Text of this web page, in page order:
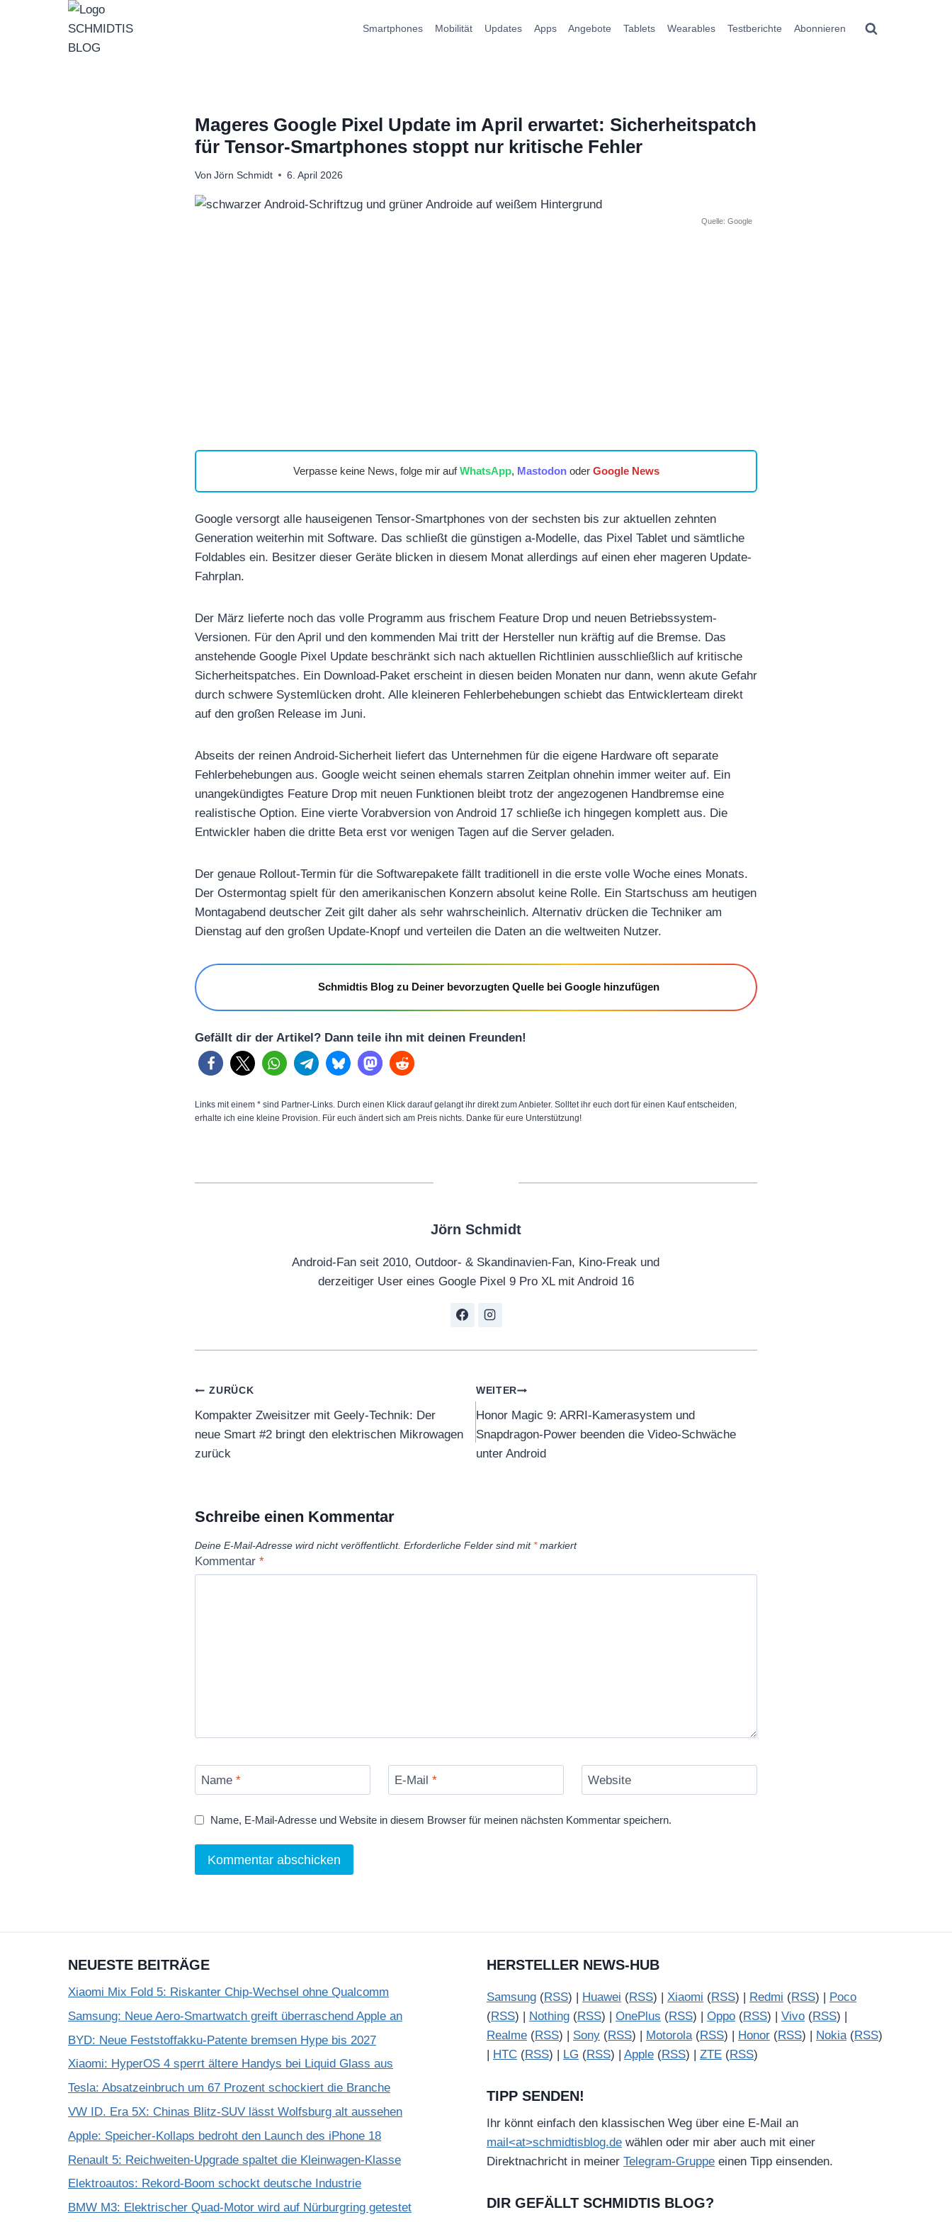
Smartphones Mobilität Updates Apps Angebote Tablets Wearables Testberichte Abonnieren
Mageres Google Pixel Update im April erwartet: Sicherheitspatch
für Tensor-Smartphones stoppt nur kritische Fehler
Von Jörn Schmidt 6. April 2026
Quelle: Google
Verpasse keine News, folge mir aufWhatsApp, Mastodonoder Google News
Google versorgt alle hauseigenen Tensor-Smartphones von der sechsten bis zur aktuellen zehnten
Generation weiterhin mit Software. Das schließt die günstigen a-Modelle, das Pixel Tablet und sämtliche
Foldables ein. Besitzer dieser Geräte blicken in diesem Monat allerdings auf einen eher mageren Update-
Fahrplan.
Der März lieferte noch das volle Programm aus frischem Feature Drop und neuen Betriebssystem-
Versionen. Für den April und den kommenden Mai tritt der Hersteller nun kräftig auf die Bremse. Das
anstehende Google Pixel Update beschränkt sich nach aktuellen Richtlinien ausschließlich auf kritische
Sicherheitspatches. Ein Download-Paket erscheint in diesen beiden Monaten nur dann, wenn akute Gefahr
durch schwere Systemlücken droht. Alle kleineren Fehlerbehebungen schiebt das Entwicklerteam direkt
auf den großen Release im Juni.
Abseits der reinen Android-Sicherheit liefert das Unternehmen für die eigene Hardware oft separate
Fehlerbehebungen aus. Google weicht seinen ehemals starren Zeitplan ohnehin immer weiter auf. Ein
unangekündigtes Feature Drop mit neuen Funktionen bleibt trotz der angezogenen Handbremse eine
realistische Option. Eine vierte Vorabversion von Android 17 schließe ich hingegen komplett aus. Die
Entwickler haben die dritte Beta erst vor wenigen Tagen auf die Server geladen.
Der genaue Rollout-Termin für die Softwarepakete fällt traditionell in die erste volle Woche eines Monats.
Der Ostermontag spielt für den amerikanischen Konzern absolut keine Rolle. Ein Startschuss am heutigen
Montagabend deutscher Zeit gilt daher als sehr wahrscheinlich. Alternativ drücken die Techniker am
Dienstag auf den großen Update-Knopf und verteilen die Daten an die weltweiten Nutzer.
Schmidtis Blog zu Deiner bevorzugten Quelle bei Google hinzufügen
Gefällt dir der Artikel? Dann teile ihn mit deinen Freunden!
Links mit einem * sind Partner-Links. Durch einen Klick darauf gelangt ihr direkt zum Anbieter. Solltet ihr euch dort für einen Kauf entscheiden,
erhalte ich eine kleine Provision. Für euch ändert sich am Preis nichts. Danke für eure Unterstützung!
Jörn Schmidt
Android-Fan seit 2010, Outdoor- & Skandinavien-Fan, Kino-Freak und
derzeitiger User eines Google Pixel 9 Pro XL mit Android 16
Beitragsnavigation
ZURÜCK
Kompakter Zweisitzer mit Geely-Technik: Der
neue Smart #2 bringt den elektrischen Mikrowagen
zurück
WEITER
Honor Magic 9: ARRI-Kamerasystem und
Snapdragon-Power beenden die Video-Schwäche
unter Android
Schreibe einen Kommentar
Deine E-Mail-Adresse wird nicht veröffentlicht. Erforderliche Felder sind mit *markiert
Kommentar *
Name * E-Mail * Website
Name, E-Mail-Adresse und Website in diesem Browser für meinen nächsten Kommentar speichern.
NEUESTE BEITRÄGE
Xiaomi Mix Fold 5: Riskanter Chip-Wechsel ohne Qualcomm
Samsung: Neue Aero-Smartwatch greift überraschend Apple an
BYD: Neue Feststoffakku-Patente bremsen Hype bis 2027
Xiaomi: HyperOS 4 sperrt ältere Handys bei Liquid Glass aus
Tesla: Absatzeinbruch um 67 Prozent schockiert die Branche
VW ID. Era 5X: Chinas Blitz-SUV lässt Wolfsburg alt aussehen
Apple: Speicher-Kollaps bedroht den Launch des iPhone 18
Renault 5: Reichweiten-Upgrade spaltet die Kleinwagen-Klasse
Elektroautos: Rekord-Boom schockt deutsche Industrie
BMW M3: Elektrischer Quad-Motor wird auf Nürburgring getestet
HERSTELLER NEWS-HUB
Samsung (RSS) | Huawei (RSS) | Xiaomi (RSS) | Redmi (RSS) | Poco
(RSS) | Nothing (RSS) | OnePlus (RSS) | Oppo (RSS) | Vivo (RSS) |
Realme (RSS) | Sony (RSS) | Motorola(RSS) | Honor (RSS) | Nokia(RSS)
| HTC (RSS) | LG (RSS) | Apple (RSS) | ZTE (RSS)
TIPP SENDEN!
Ihr könnt einfach den klassischen Weg über eine E-Mail an
mail<at>schmidtisblog.de wählen oder mir aber auch mit einer
Direktnachricht in meiner Telegram-Gruppe einen Tipp einsenden.
DIR GEFÄLLT SCHMIDTIS BLOG?